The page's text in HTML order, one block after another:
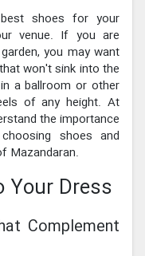
shoes for your
venue. If you are
you may want
won't sink into the
a ballroom or other
of any height. At
the importance
shoes and
Mazandaran.
Your Dress
Complement